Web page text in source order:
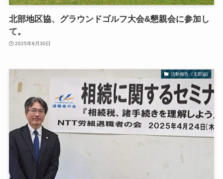
北部地区協、グラウンドゴルフ大会&懇親会に参加し
て。
2025年8月30日
活動報告（支部協)